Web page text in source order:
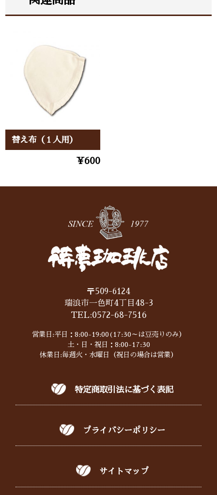
替え布（１人用）
¥600
〒509-6124
瑞浪市一色町4丁目48-3
TEL:0572-68-7516
営業日:平日：8:00-19:00(17:30～は豆売りのみ）
土・日・祝日：8:00-17:30
休業日:毎週火・水曜日（祝日の場合は営業）
特定商取引法に基づく表記
プライバシーポリシー
サイトマップ